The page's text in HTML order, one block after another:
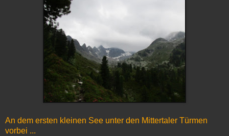
An dem ersten kleinen See unter den Mittertaler Türmen
vorbei ...